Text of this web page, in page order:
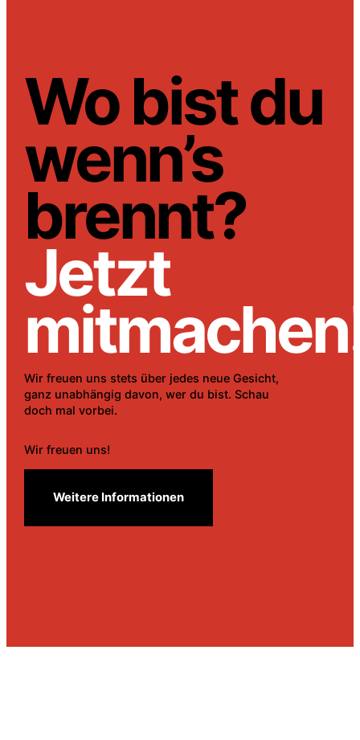
Wo bist du
wenn’s
brennt?
Jetzt
Wir freuen uns stets über jedes neue Gesicht,
ganz unabhängig davon, wer du bist. Schau
doch mal vorbei.
Wir freuen uns!
Weitere Informationen